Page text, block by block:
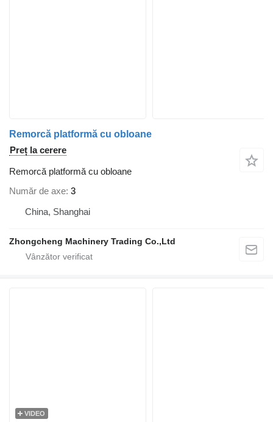
Remorcă platformă cu obloane
Preț la cerere
Remorcă platformă cu obloane
Număr de axe 3
China, Shanghai
Zhongcheng Machinery Trading Co.,Ltd
VIDEO